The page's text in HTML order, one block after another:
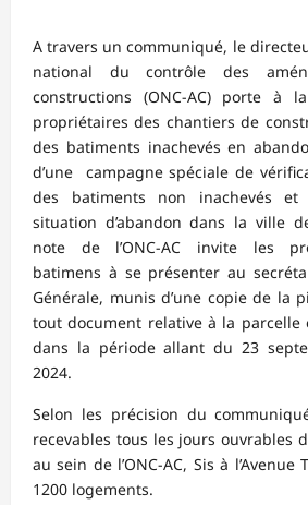
A travers un communiqué, le
national du contrôle des
constructions (ONC-AC) porte à
propriétaires des chantiers de
des batiments inachevés en
d’une campagne spéciale de
des batiments non inachevés
situation d’abandon dans la ville
note de l’ONC-AC invite les
batimens à se présenter au
Générale, munis d’une copie de la
tout document relative à la parcelle
dans la période allant du 23
2024.
Selon les précision du
recevables tous les jours ouvrables
au sein de l’ONC-AC, Sis à l’Avenue
1200 logements.